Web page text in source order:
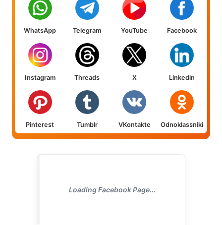
WhatsApp Telegram YouTube Facebook
Instagram Threads X Linkedin
Pinterest Tumblr VKontakte Odnoklassniki
Loading Facebook Page...